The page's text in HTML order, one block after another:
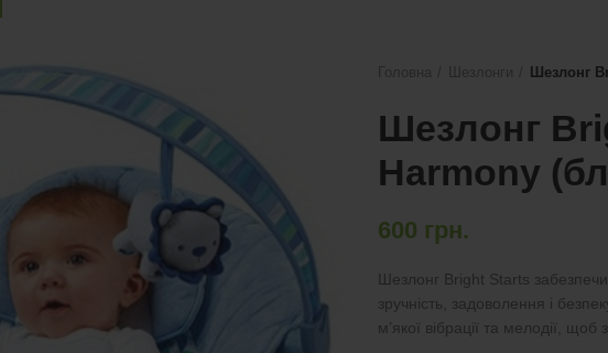
Шезлонг
Шезлонг
Harmony
600 грн.
Шезлонг Bright Starts
зручність, задоволення і
м’якої вібрації та мелодії, щоб